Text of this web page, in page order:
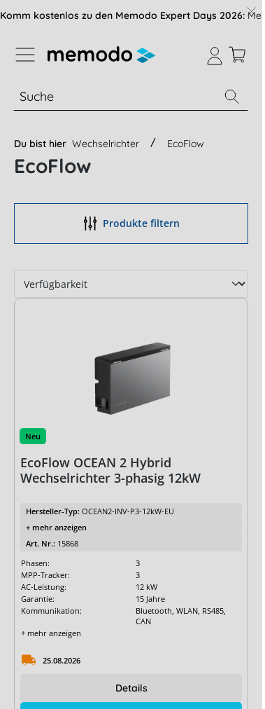
der B2B-Plattform springen
Komm kostenlos zu den Memodo Expert Days 2026:
% Sale Module Wechselrichter
Du bist hier Wechselrichter EcoFlow
EcoFlow
Produkte filtern
Neu
EcoFlow OCEAN 2 Hybrid
Wechselrichter 3-phasig 12kW
Hersteller-Typ: OCEAN2-INV-P3-12kW-EU
+ mehr anzeigen
Art. Nr.: 15868
Phasen:
3
MPP-Tracker:
3
AC-Leistung:
12 kW
Garantie:
15 Jahre
Kommunikation:
Bluetooth, WLAN, RS485,
CAN
+ mehr anzeigen
25.08.2026
Details